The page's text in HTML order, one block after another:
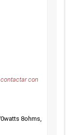
con
8ohms,